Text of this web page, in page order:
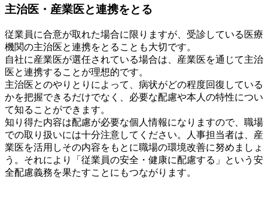
主治医・産業医と連携をとる
従業員に合意が取れた場合に限りますが、受診している医療
機関の主治医と連携をとることも大切です。
自社に産業医が選任されている場合は、産業医を通じて主治
医と連携することが理想的です。
主治医とのやりとりによって、病状がどの程度回復している
かを把握できるだけでなく、必要な配慮や本人の特性につい
て知ることができます。
知り得た内容は配慮が必要な個人情報になりますので、職場
での取り扱いには十分注意してください。
人事担当者は、産
業医を活用しその内容をもとに職場の環境改善に努めましょ
う。それにより「従業員の安全・健康に配慮する」という安
全配慮義務を果たすことにもつながります。